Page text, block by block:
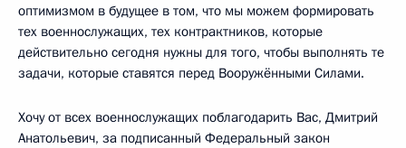
оптимизмом в будущее в том, что мы можем формировать
тех военнослужащих, тех контрактников, которые
действительно сегодня нужны для того, чтобы выполнять те
задачи, которые ставятся перед Вооружёнными Силами.
Хочу от всех военнослужащих поблагодарить Вас, Дмитрий
Анатольевич, за подписанный Федеральный закон